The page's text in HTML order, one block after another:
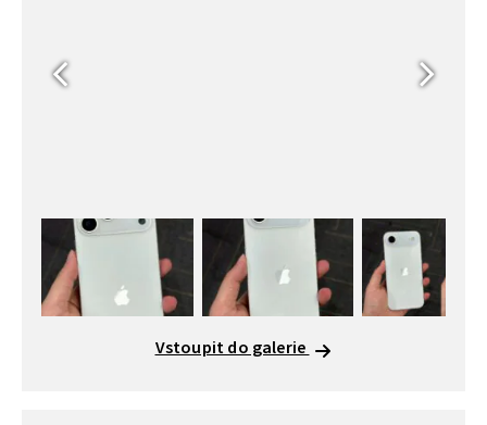
Vstoupit do galerie